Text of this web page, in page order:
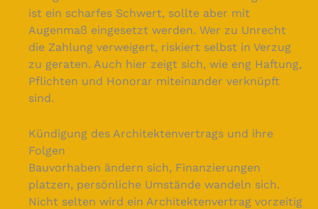
ist ein scharfes Schwert, sollte aber mit
Augenmaß eingesetzt werden. Wer zu Unrecht
die Zahlung verweigert, riskiert selbst in Verzug
zu geraten. Auch hier zeigt sich, wie eng Haftung,
Pflichten und Honorar miteinander verknüpft
sind.
Kündigung des Architektenvertrags und ihre
Folgen
Bauvorhaben ändern sich, Finanzierungen
platzen, persönliche Umstände wandeln sich.
Nicht selten wird ein Architektenvertrag vorzeitig